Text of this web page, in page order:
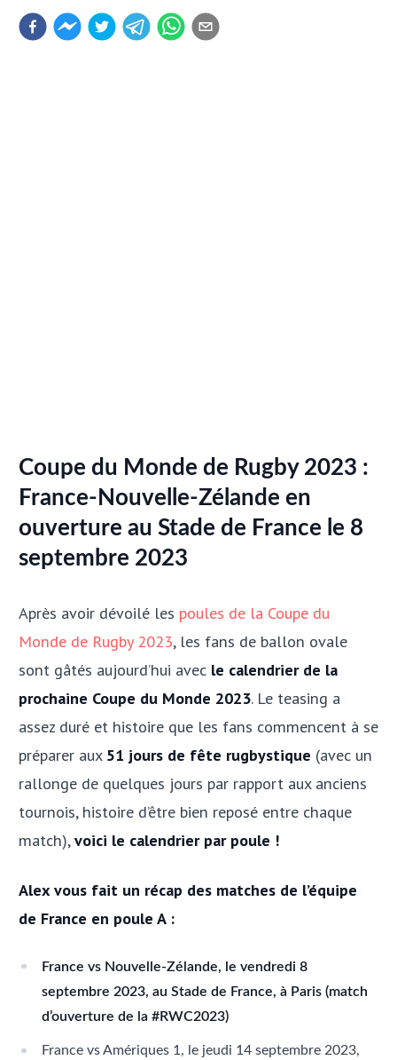
Coupe du Monde de Rugby 2023 :
France-Nouvelle-Zélande en
ouverture au Stade de France le 8
septembre 2023
Après avoir dévoilé les poules de la Coupe du
Monde de Rugby 2023, les fans de ballon ovale
sont gâtés aujourd’hui avec le calendrier de la
prochaine Coupe du Monde 2023. Le teasing a
assez duré et histoire que les fans commencent à se
préparer aux 51 jours de fête rugbystique (avec un
rallonge de quelques jours par rapport aux anciens
tournois, histoire d’être bien reposé entre chaque
match),voici le calendrier par poule !
Alex vous fait un récap des matches de l’équipe
de France en poule A :
France vs Nouvelle-Zélande, le vendredi 8
septembre 2023, au Stade de France, à Paris (match
d’ouverture de la #RWC2023)
France vs Amériques 1, le jeudi 14 septembre 2023,